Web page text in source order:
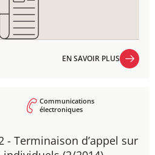
EN SAVOIR PLUS
- ​Terminaison d’appel sur
Communications
électroniques